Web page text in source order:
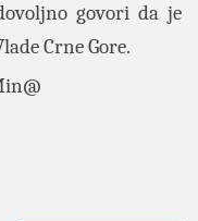
govori da je
Crne Gore.